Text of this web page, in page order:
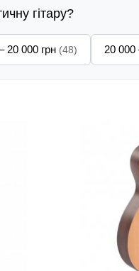
гітару?
20 000 грн (48) 20 000